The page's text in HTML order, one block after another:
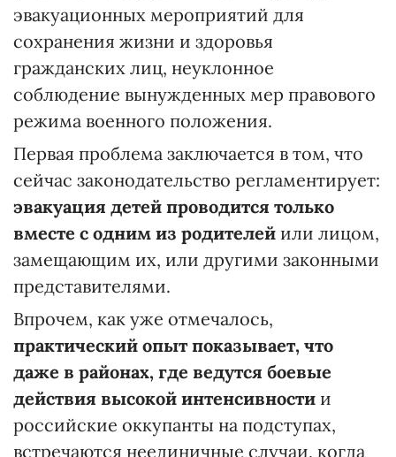
эвакуационных мероприятий для
сохранения жизни и здоровья
гражданских лиц, неуклонное
соблюдение вынужденных мер правового
режима военного положения.
Первая проблема заключается в том, что
сейчас законодательство регламентирует:
эвакуация детей проводится только
вместе с одним из родителей или лицом,
замещающим их, или другими законными
представителями.
Впрочем, как уже отмечалось,
практический опыт показывает, что
даже в районах, где ведутся боевые
действия высокой интенсивности и
российские оккупанты на подступах,
встречаются неединичные случаи, когда